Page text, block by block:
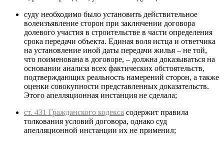
суду необходимо было установить действительное
волеизъявление сторон при заключении договора
долевого участия в строительстве в части определения
срока передачи объекта. Единая воля истца и ответчика
на установление иной даты передачи жилья – не той,
что поименована в договоре, – должна доказываться на
основании анализа всех фактических обстоятельств,
подтверждающих реальность намерений сторон, а также
оценки совокупности представленных доказательств.
Этого апелляционная инстанция не сделала;
ст. 431 Гражданского кодекса содержит правила
толкования условий договора, однако суд
апелляционной инстанции их не применил;